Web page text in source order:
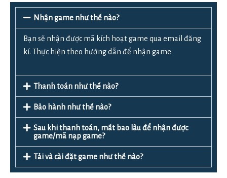
Nhận game như thế nào?
Bạn sẽ nhận được mã kích hoạt game qua email đăng
kí. Thực hiện theo hướng dẫn để nhận game
Thanh toán như thế nào?
Bảo hành như thế nào?
Sau khi thanh toán, mất bao lâu để nhận được
game/mã nạp game?
Tải và cài đặt game như thế nào?